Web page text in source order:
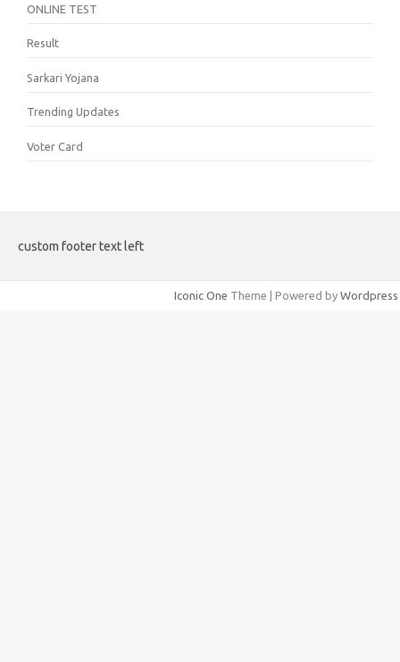
ONLINE TEST
Result
Sarkari Yojana
Trending Updates
Voter Card
custom footer text left
Iconic One Theme | Powered by Wordpress